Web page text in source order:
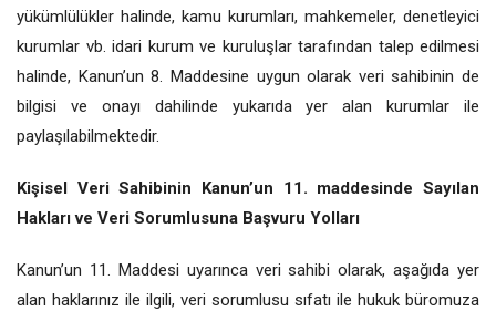
yükümlülükler halinde, kamu kurumları, mahkemeler, denetleyici
kurumlar vb. idari kurum ve kuruluşlar tarafından talep edilmesi
halinde, Kanun’un 8. Maddesine uygun olarak veri sahibinin de
bilgisi ve onayı dahilinde yukarıda yer alan kurumlar ile
paylaşılabilmektedir.
Kişisel Veri Sahibinin Kanun’un 11. maddesinde Sayılan
Hakları ve Veri Sorumlusuna Başvuru Yolları
Kanun’un 11. Maddesi uyarınca veri sahibi olarak, aşağıda yer
alan haklarınız ile ilgili, veri sorumlusu sıfatı ile hukuk büromuza